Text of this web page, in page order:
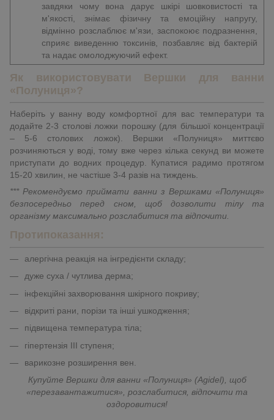
завдяки чому вона дарує шкірі шовковистості та
м'якості, знімає фізичну та емоційну напругу,
відмінно розслаблює м'язи, заспокоює подразнення,
сприяє виведенню токсинів, позбавляє від бактерій
та надає омолоджуючий ефект.
Як використовувати Вершки для ванни
«Полуниця»?
Наберіть у ванну воду комфортної для вас температури та
додайте 2-3 столові ложки порошку (для більшої концентрації
– 5-6 столових ложок). Вершки «Полуниця» миттєво
розчиняються у воді, тому вже через кілька секунд ви можете
приступати до водних процедур. Купатися радимо протягом
15-20 хвилин, не частіше 3-4 разів на тиждень.
*** Рекомендуємо приймати ванни з Вершками «Полуниця»
безпосередньо перед сном, щоб дозволити тілу та
організму максимально розслабитися та відпочити.
Протипоказання:
алергічна реакція на інгредієнти складу;
дуже суха / чутлива дерма;
інфекційні захворювання шкірного покриву;
відкриті рани, порізи та інші ушкодження;
підвищена температура тіла;
гіпертензія III ступеня;
варикозне розширення вен.
Купуйте Вершки для ванни «Полуниця» (Agidel), щоб
«перезавантажитися», розслабитися, відпочити та
оздоровитися!